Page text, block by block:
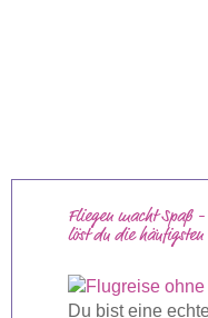
Fliegen macht Spaß
löst du die häufigsten
Du bist eine